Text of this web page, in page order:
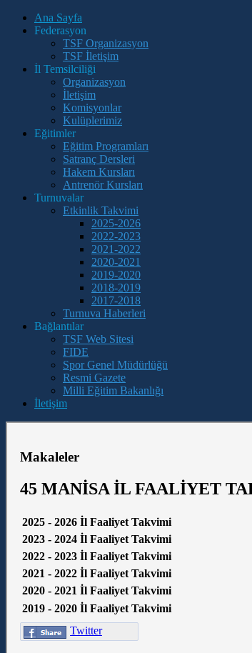
Ana Sayfa
Federasyon
TSF Organizasyon
TSF İletişim
İl Temsilciliği
Organizasyon
İletişim
Komisyonlar
Kulüplerimiz
Eğitimler
Eğitim Programları
Satranç Dersleri
Hakem Kursları
Antrenör Kursları
Turnuvalar
Etkinlik Takvimi
2025-2026
2022-2023
2021-2022
2020-2021
2019-2020
2018-2019
2017-2018
Turnuva Haberleri
Bağlantılar
TSF Web Sitesi
FIDE
Spor Genel Müdürlüğü
Resmi Gazete
Milli Eğitim Bakanlığı
İletişim